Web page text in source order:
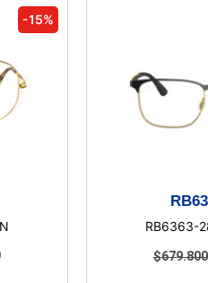
-15%
RB6363-
$679.800